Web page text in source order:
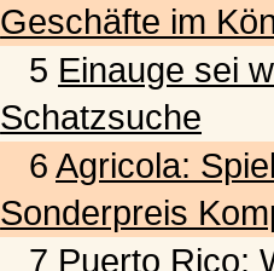
Geschäfte im
5 Einauge sei
Schatzsuche
6 Agricola:
Sonderpreis
7 Puerto Rico: